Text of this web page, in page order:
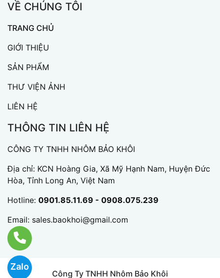
Zalo
VỀ CHÚNG TÔI
TRANG CHỦ
GIỚI THIỆU
SẢN PHẨM
THƯ VIỆN ẢNH
LIÊN HỆ
THÔNG TIN LIÊN HỆ
CÔNG TY TNHH NHÔM BẢO KHÔI
Địa chỉ: KCN Hoàng Gia, Xã Mỹ Hạnh Nam, Huyện Đức
Hòa, Tỉnh Long An, Việt Nam
Hotline: 0901.85.11.69 - 0908.075.239
Email: sales.baokhoi@gmail.com
Công Ty TNHH Nhôm Bảo Khôi